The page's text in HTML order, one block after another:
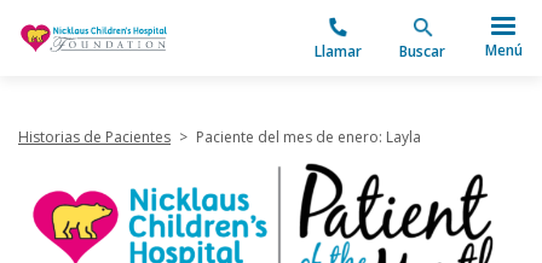
Llamar Buscar Menú
Historias de Pacientes > Paciente del mes de enero: Layla